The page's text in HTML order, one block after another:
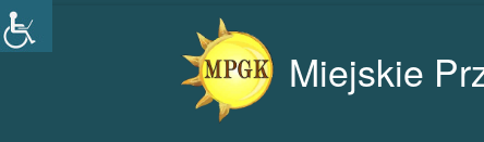
Przejdź do treści
Miejskie